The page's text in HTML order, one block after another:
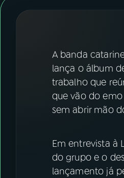
FESTIVAL DE MÚSICA
ACOMPANHE A RÁDIO NACIONAL
Instagram
A banda
lança o álbum
trabalho que
que vão do
sem abrir mão
Em entrevista à
do grupo e o
lançamento já